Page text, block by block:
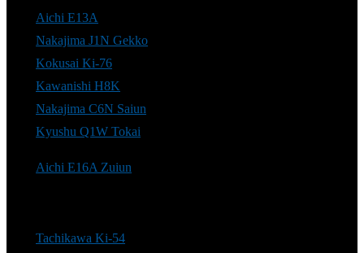
Aichi E13A
Nakajima J1N Gekko
Kokusai Ki-76
Kawanishi H8K
Nakajima C6N Saiun
Kyushu Q1W Tokai
Aichi E16A Zuiun
Tachikawa Ki-54